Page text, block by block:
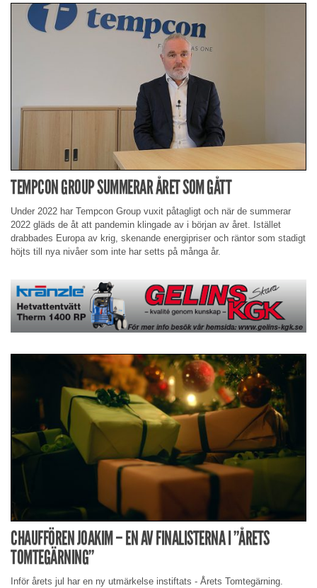
TEMPCON GROUP SUMMERAR ÅRET SOM GÅTT
Under 2022 har Tempcon Group vuxit påtagligt och när de summerar
2022 gläds de åt att pandemin klingade av i början av året. Istället
drabbades Europa av krig, skenande energipriser och räntor som stadigt
höjts till nya nivåer som inte har setts på många år.
CHAUFFÖREN JOAKIM – EN AV FINALISTERNA I ”ÅRETS
TOMTEGÄRNING”
Inför årets jul har en ny utmärkelse instiftats - Årets Tomtegärning.